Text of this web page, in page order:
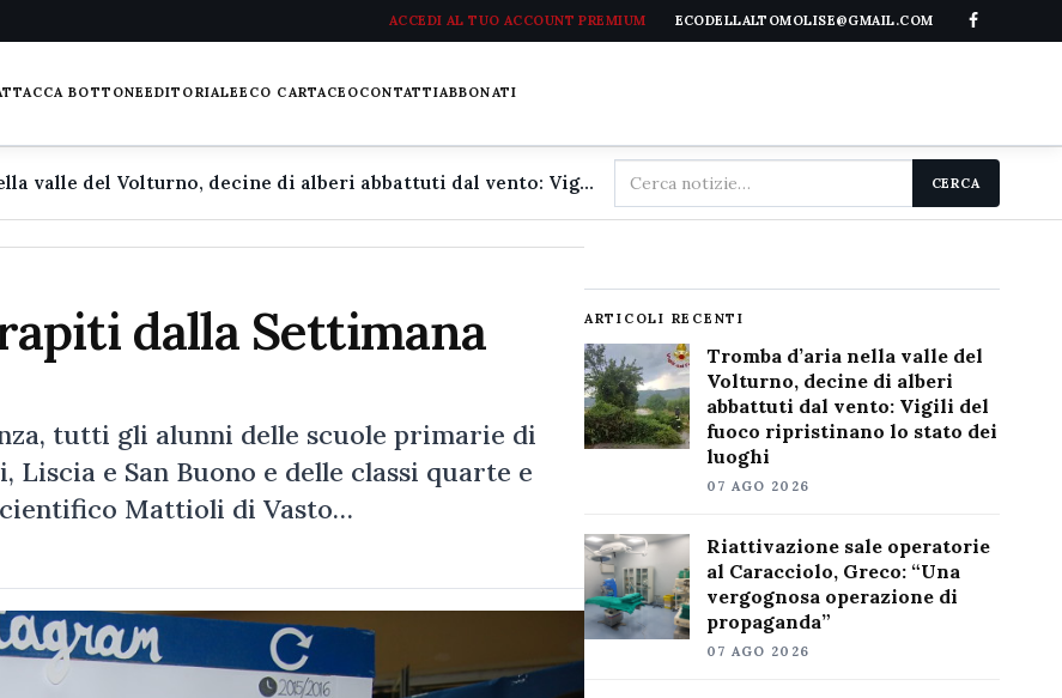
ACCEDI AL TUO ACCOUNT PREMIUM ECODELLALTOMOLISE@GMAIL.COM
BOTTONEEDITORIALEECO CARTACEOCONTATTIABBONATI
Tromba d'aria nella valle del Volturno, decine di alberi abbattuti dal vento: Vigili del fuoco ripristinano lo stato dei luoghi
Cerca
nel
CERCA
dalla Settimana
tutti gli alunni delle scuole primarie di
Liscia e San Buono e delle classi quarte e
Mattioli di Vasto…
ARTICOLI RECENTI
Tromba d’aria nella valle del
Volturno, decine di alberi
abbattuti dal vento: Vigili del
fuoco ripristinano lo stato dei
luoghi
07 AGO 2026
Riattivazione sale operatorie
al Caracciolo, Greco: “Una
vergognosa operazione di
propaganda”
07 AGO 2026